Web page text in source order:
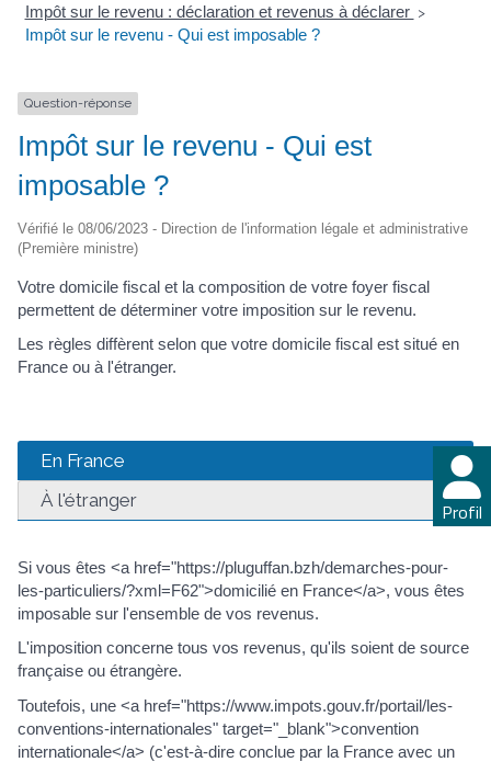
Profil
Impôt sur le revenu : déclaration et revenus à déclarer >
Impôt sur le revenu - Qui est imposable ?
Question-réponse
Impôt sur le revenu - Qui est
imposable ?
Vérifié le 08/06/2023 - Direction de l'information légale et administrative
(Première ministre)
Votre domicile fiscal et la composition de votre foyer fiscal
permettent de déterminer votre imposition sur le revenu.
Les règles diffèrent selon que votre domicile fiscal est situé en
France ou à l'étranger.
En France
À l'étranger
Si vous êtes <a href="https://pluguffan.bzh/demarches-pour-
les-particuliers/?xml=F62">domicilié en France</a>, vous êtes
imposable sur l'ensemble de vos revenus.
L'imposition concerne tous vos revenus, qu'ils soient de source
française ou étrangère.
Toutefois, une <a href="https://www.impots.gouv.fr/portail/les-
conventions-internationales" target="_blank">convention
internationale</a> (c'est-à-dire conclue par la France avec un